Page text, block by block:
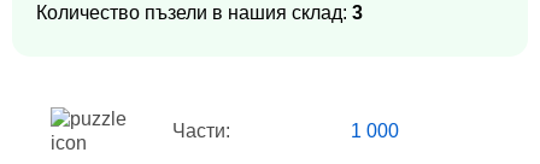
Количество пъзели в нашия склад: 3
Части: 1 000